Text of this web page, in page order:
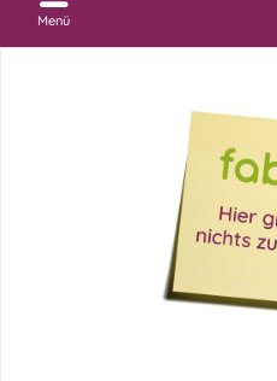
Menü